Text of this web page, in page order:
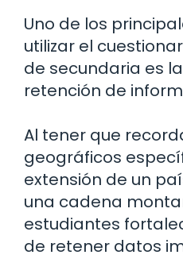
Uno de los
utilizar el
de secundaria es
retención de
Al tener que
geográficos
extensión de un
una cadena
estudiantes
de retener datos